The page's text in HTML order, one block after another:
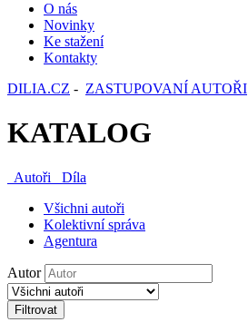
O nás
Novinky
Ke stažení
Kontakty
DILIA.CZ - ZASTUPOVANÍ AUTOŘI
KATALOG
Autoři
Díla
Všichni autoři
Kolektivní správa
Agentura
Autor
Filtrovat